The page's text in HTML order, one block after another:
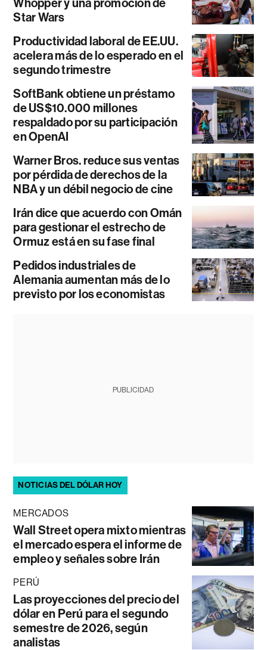
Star Wars
Productividad laboral de EE.UU.
acelera más de lo esperado en el
segundo trimestre
SoftBank obtiene un préstamo
de US$10.000 millones
respaldado por su participación
en OpenAI
Warner Bros. reduce sus ventas
por pérdida de derechos de la
NBA y un débil negocio de cine
Irán dice que acuerdo con Omán
para gestionar el estrecho de
Ormuz está en su fase final
Pedidos industriales de
Alemania aumentan más de lo
previsto por los economistas
PUBLICIDAD
NOTICIAS DEL DÓLAR HOY
MERCADOS
Wall Street opera mixto mientras
el mercado espera el informe de
empleo y señales sobre Irán
PERÚ
Las proyecciones del precio del
dólar en Perú para el segundo
semestre de 2026, según
analistas